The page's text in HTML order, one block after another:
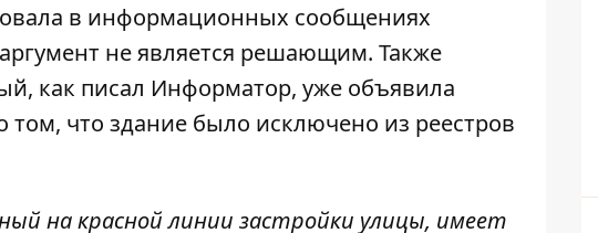
в информационных сообщениях
не является решающим. Также
как писал Информатор, уже объявила
том, что здание было исключено из реестров
на красной линии застройки улицы, имеет